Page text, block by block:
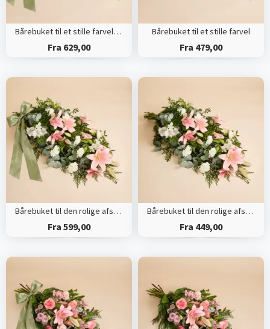
Bårebuket til et stille farvel med bånd
Fra 629,00
Bårebuket til et stille farvel
Fra 479,00
Bårebuket til den rolige afsked med bånd
Fra 599,00
Bårebuket til den rolige afsked
Fra 449,00